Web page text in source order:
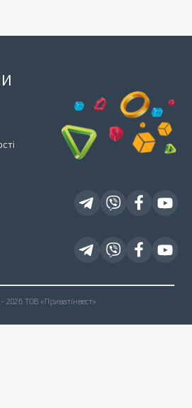
2026 ТОВ «Приватінвест»